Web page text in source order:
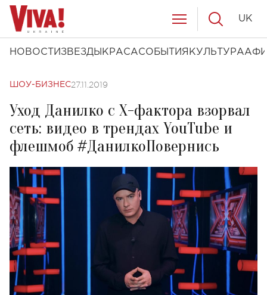
НОВОСТИ ЗВЕЗДЫ КРАСАСОБЫТИЯ КУЛЬТУРА
UK
ШОУ-БИЗНЕС27.11.2019
Уход Данилко с Х-фактора взорвал
сеть: видео в трендах YouTube и
флешмоб #ДанилкоПовернись